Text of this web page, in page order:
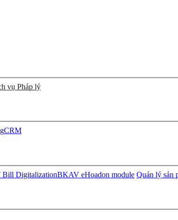
vụ Pháp lý
CRM
Bill DigitalizationBKAV eHoadon module Quản lý sản